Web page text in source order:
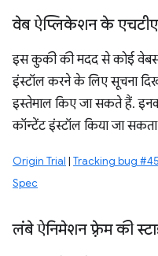
वेब ऐप्लिकेशन के
इस कुकी की मदद से कोई
इंस्टॉल करने के लिए सूचना
इस्तेमाल किए जा सकते हैं.
कॉन्टेंट इंस्टॉल किया जा
Origin Trial | Tracking bug
Spec
लंबे ऐनिमेशन फ़्रेम की